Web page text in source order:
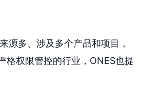
源多、涉及多个产品和项目，
格权限管控的行业，ONES也提